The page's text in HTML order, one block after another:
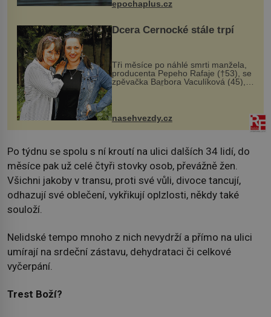
epochaplus.cz
Dcera Černocké stále trpí
Tři měsíce po náhlé smrti manžela,
producenta Pepeho Rafaje (†53), se
zpěvačka Barbora Vaculíková (45),
dcera Petry Černocké (75), poprvé
ozvala veřejnosti. Na sociální síti
sdílela, že se snaží fung...
nasehvezdy.cz
Po týdnu se spolu s ní kroutí na ulici dalších 34 lidí, do
měsíce pak už celé čtyři stovky osob, převážně žen.
Všichni jakoby v transu, proti své vůli, divoce tancují,
odhazují své oblečení, vykřikují oplzlosti, někdy také
souloží.
Nelidské tempo mnoho z nich nevydrží a přímo na ulici
umírají na srdeční zástavu, dehydrataci či celkové
vyčerpání.
Trest Boží?